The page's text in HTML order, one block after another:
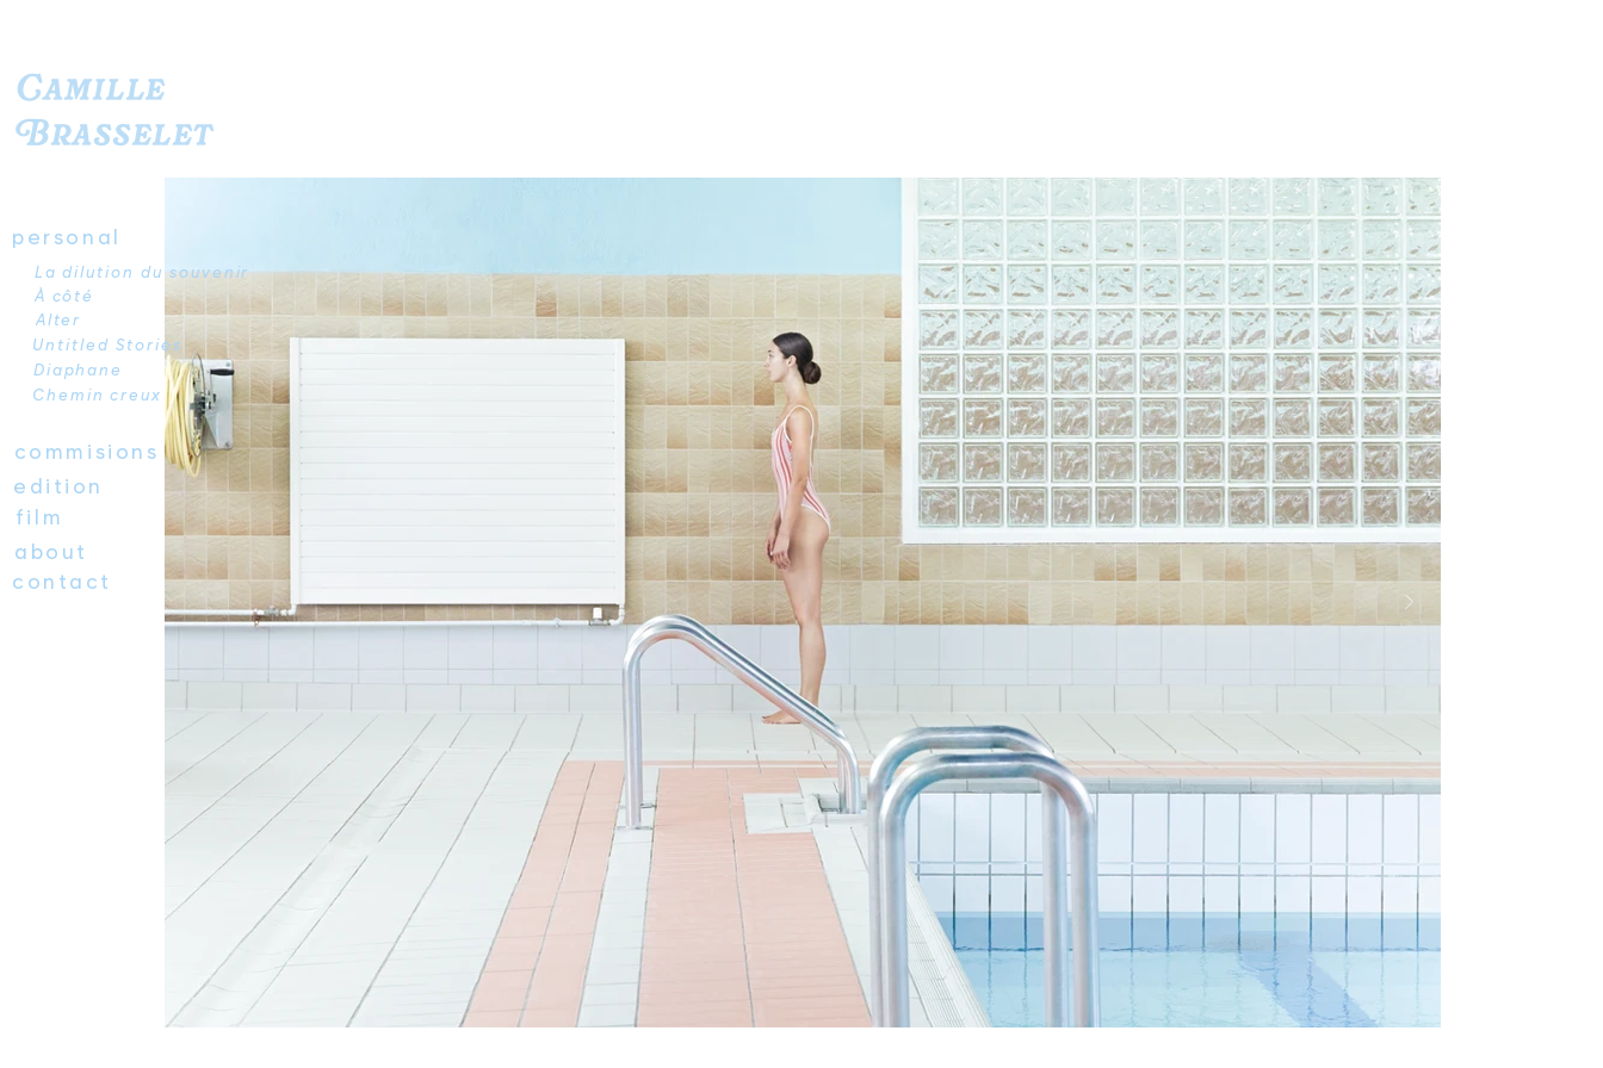
Camille
Brasselet
contact
about
edition
commisions
Chemin creux
Diaphane
Untitled Stories
Alter
À côté
La dilution du souvenir
personal
film